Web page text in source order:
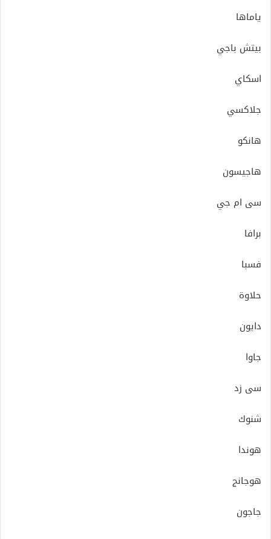
ياماها
بيتش باجي
اسكاي
جلاكسي
هانكو
هاجيسون
سى ام جي
برافا
فسبا
حلاوة
دايون
جاوا
سى زد
شنوك
هوندا
هوجانج
جاجون